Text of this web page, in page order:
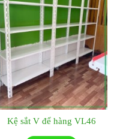
Kệ sắt V để hàng VL46